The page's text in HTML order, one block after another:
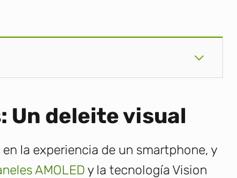
Un deleite visual
la experiencia de un smartphone, y
AMOLEDy la tecnología Vision